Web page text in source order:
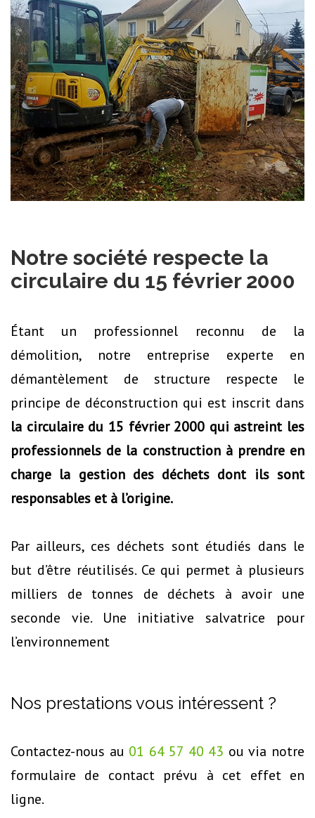
Notre société respecte la
circulaire du 15 février 2000
Étant un professionnel reconnu de la
démolition, notre entreprise experte en
démantèlement de structure respecte le
principe de déconstruction qui est inscrit dans
la circulaire du 15 février 2000 qui astreint les
professionnels de la construction à prendre en
charge la gestion des déchets dont ils sont
responsables et à l’origine.
Par ailleurs, ces déchets sont étudiés dans le
but d’être réutilisés. Ce qui permet à plusieurs
milliers de tonnes de déchets à avoir une
seconde vie. Une initiative salvatrice pour
l’environnement
Nos prestations vous intéressent ?
Contactez-nous au 01 64 57 40 43 ou via notre
formulaire de contact prévu à cet effet en
ligne.